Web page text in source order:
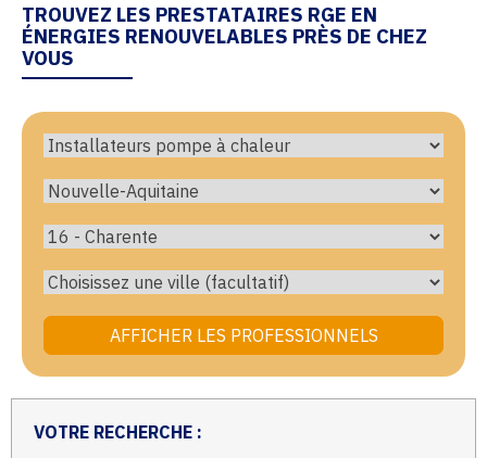
TROUVEZ LES PRESTATAIRES RGE EN
ÉNERGIES RENOUVELABLES PRÈS DE CHEZ
VOUS
VOTRE RECHERCHE :